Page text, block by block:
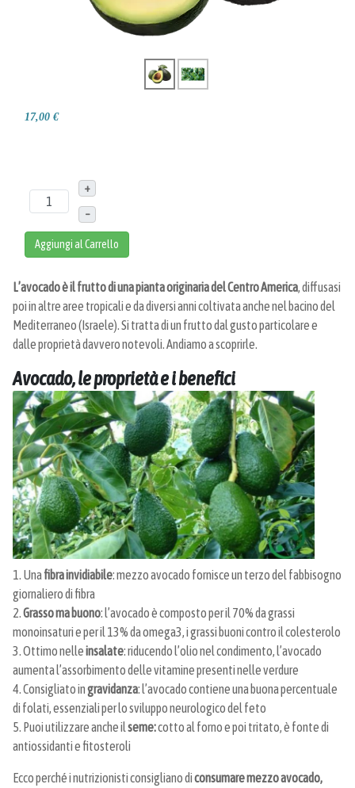
17,00 €
+
–
Aggiungi al Carrello
L’avocado è il frutto di una pianta originaria del Centro America, diffusasi
poi in altre aree tropicali e da diversi anni coltivata anche nel bacino del
Mediterraneo (Israele). Si tratta di un frutto dal gusto particolare e
dalle proprietà davvero notevoli. Andiamo a scoprirle.
Avocado, le proprietà e i benefici
1. Unafibra invidiabile: mezzo avocado fornisce un terzo del fabbisogno
giornaliero di fibra
2.Grasso ma buono: l’avocado è composto per il 70% da grassi
monoinsaturi e per il 13% da omega3, i grassi buoni contro il colesterolo
3. Ottimo nelleinsalate: riducendo l’olio nel condimento, l’avocado
aumenta l’assorbimento delle vitamine presenti nelle verdure
4. Consigliato ingravidanza: l’avocado contiene una buona percentuale
di folati, essenziali per lo sviluppo neurologico del feto
5. Puoi utilizzare anche ilseme:cotto al forno e poi tritato, è fonte di
antiossidanti e fitosteroli
Ecco perché i nutrizionisti consigliano diconsumare mezzo avocado,